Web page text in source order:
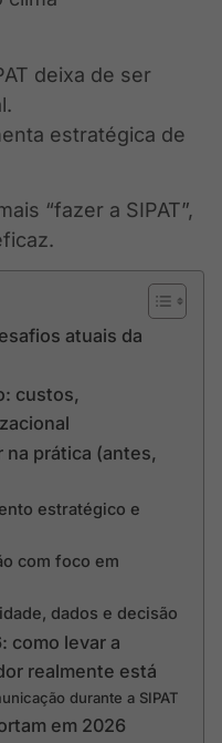
deixa de ser
estratégica de
“fazer a SIPAT”,
atuais da
custos,
na prática (antes,
estratégico e
com foco em
dados e decisão
como levar a
realmente está
durante a SIPAT
em 2026